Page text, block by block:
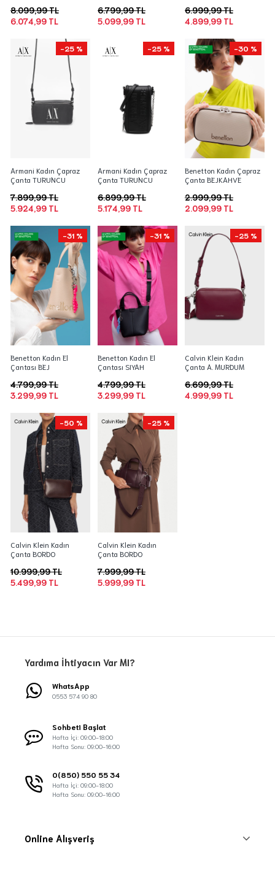
6.074,99 TL
8.099,99 TL
5.099,99 TL
6.799,99 TL
4.899,99 TL
6.999,99 TL
-25 %
Armani Kadın Çapraz
Çanta TURUNCU
5.924,99 TL
7.899,99 TL
-25 %
Armani Kadın Çapraz
Çanta TURUNCU
5.174,99 TL
6.899,99 TL
-30 %
Benetton Kadın Çapraz
Çanta BEJKAHVE
2.099,99 TL
2.999,99 TL
-31 %
Benetton Kadın El
Çantası BEJ
3.299,99 TL
4.799,99 TL
-31 %
Benetton Kadın El
Çantası SIYAH
3.299,99 TL
4.799,99 TL
-25 %
Calvin Klein Kadın
Çanta A. MURDUM
4.999,99 TL
6.699,99 TL
-50 %
Calvin Klein Kadın
Çanta BORDO
5.499,99 TL
10.999,99 TL
-25 %
Calvin Klein Kadın
Çanta BORDO
5.999,99 TL
7.999,99 TL
Yardıma İhtiyacın Var MI?
WhatsApp
0553 574 90 80
Sohbeti Başlat
Hafta İçi: 09:00-18:00
Hafta Sonu: 09:00-16:00
0(850) 550 55 34
Hafta İçi: 09:00-18:00
Hafta Sonu: 09:00-16:00
Online Alışveriş